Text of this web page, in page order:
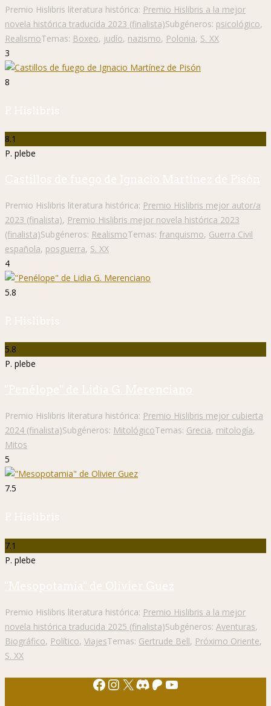
Premio Hislibris literatura histórica: Premio Hislibris a la mejor
novela histórica traducida 2023 (finalista)Subgéneros: psicológico,
RealismoTemas: Boxeo, judío, nazismo, Polonia, S. XX
3
8
P. Hislibris
8.1
P. plebe
Castillos de fuego de Ignacio Martínez de Pisón
Premio Hislibris literatura histórica: Premio Hislibris mejor autor/a
2023 (finalista), Premio Hislibris mejor novela histórica 2023
(finalista)Subgéneros: RealismoTemas: franquismo, Guerra Civil
española, posguerra, S. XX
4
5.8
P. Hislibris
5.8
P. plebe
"Penélope" de Lidia G. Merenciano
Premio Hislibris literatura histórica: Premio Hislibris mejor cubierta
2024 (finalista)Subgéneros: MitológicoTemas: Grecia, mitología,
Mitos
5
7.5
P. Hislibris
7.1
P. plebe
"Mesopotamia" de Olivier Guez
Premio Hislibris literatura histórica: Premio Hislibris a la mejor
novela histórica traducida 2025 (finalista)Subgéneros: Aventuras,
Biográfico, Político, ViajesTemas: Gertrude Bell, Próximo Oriente,
S. XX
Facebook
Instagram
X Discord
Patreon
YouTube